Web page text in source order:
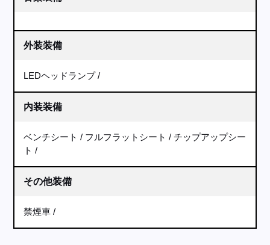
外装装備
LEDヘッドランプ
内装装備
ベンチシート フルフラットシート
チップアップシー
ト
その他装備
禁煙車